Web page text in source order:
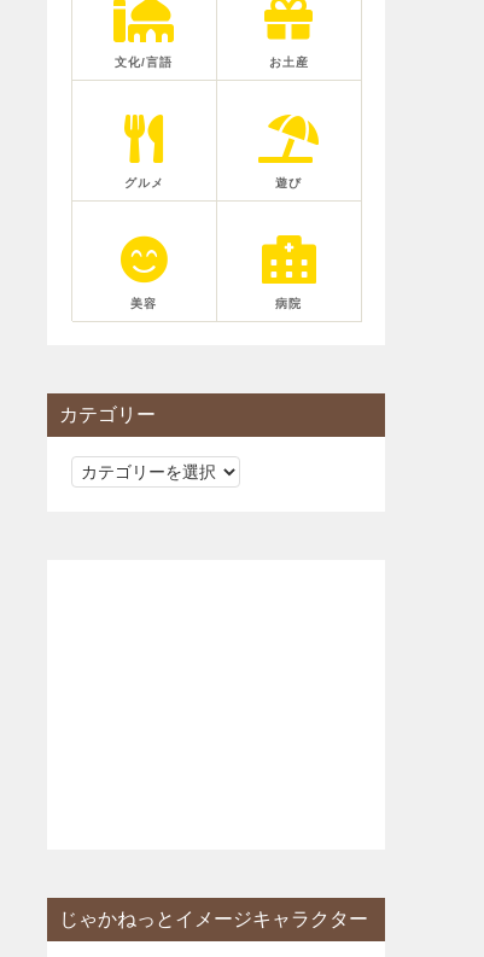
文化/言語 お土産
グルメ 遊び
美容 病院
カテゴリー
カ
じゃかねっとイメージキャラクター